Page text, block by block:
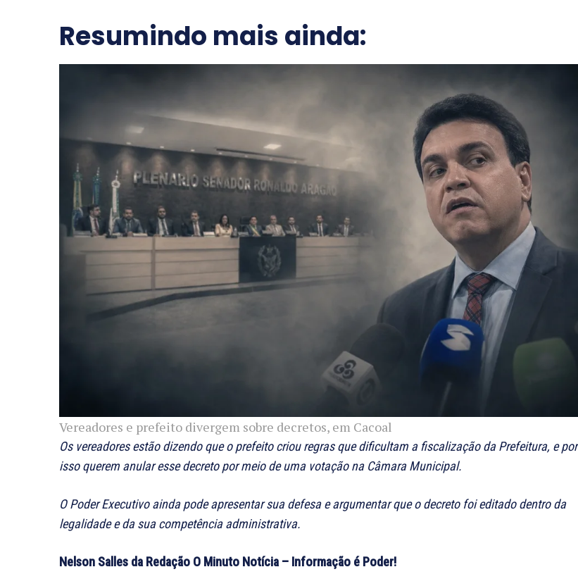
Resumindo mais ainda:
Vereadores e prefeito divergem sobre decretos, em Cacoal
Os vereadores estão dizendo que o prefeito criou regras que dificultam a fiscalização da Prefeitura, e por
isso querem anular esse decreto por meio de uma votação na Câmara Municipal.
O Poder Executivo ainda pode apresentar sua defesa e argumentar que o decreto foi editado dentro da
legalidade e da sua competência administrativa.
Nelson Salles da Redação O Minuto Notícia – Informação é Poder!